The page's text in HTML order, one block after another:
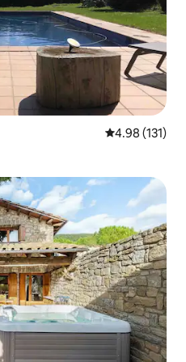
औसत रेटिंग 5 में से
4.98 (131)